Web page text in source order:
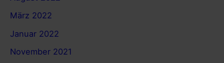
März 2022
Januar 2022
November 2021